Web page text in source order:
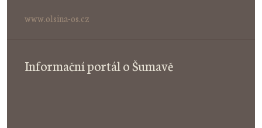
www.olsina-os.cz
Informační portál o Šumavě